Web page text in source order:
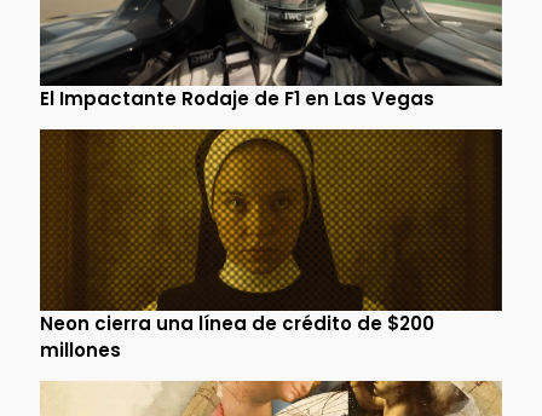
El Impactante Rodaje de F1 en Las Vegas
Neon cierra una línea de crédito de $200
millones